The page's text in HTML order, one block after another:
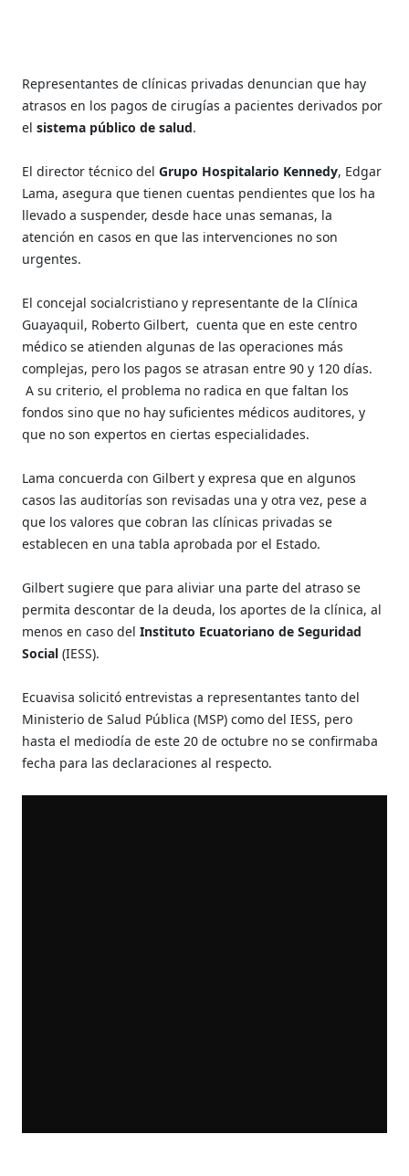
Representantes de clínicas privadas denuncian que hay
atrasos en los pagos de cirugías a pacientes derivados por
elsistema público de salud.
El director técnico delGrupo Hospitalario Kennedy, Edgar
Lama, asegura que tienen cuentas pendientes que los ha
llevado a suspender, desde hace unas semanas, la
atención en casos en que las intervenciones no son
urgentes.
El concejal socialcristiano y representante de la Clínica
Guayaquil, Roberto Gilbert, cuenta que en este centro
médico se atienden algunas de las operaciones más
complejas, pero los pagos se atrasan entre 90 y 120 días.
A su criterio, el problema no radica en que faltan los
fondos sino que no hay suficientes médicos auditores, y
que no son expertos en ciertas especialidades.
Lama concuerda con Gilbert y expresa que en algunos
casos las auditorías son revisadas una y otra vez, pese a
que los valores que cobran las clínicas privadas se
establecen en una tabla aprobada por el Estado.
Gilbert sugiere que para aliviar una parte del atraso se
permita descontar de la deuda, los aportes de la clínica, al
menos en caso delInstituto Ecuatoriano de Seguridad
Social(IESS).
Ecuavisa solicitó entrevistas a representantes tanto del
Ministerio de Salud Pública (MSP) como del IESS, pero
hasta el mediodía de este 20 de octubre no se confirmaba
fecha para las declaraciones al respecto.